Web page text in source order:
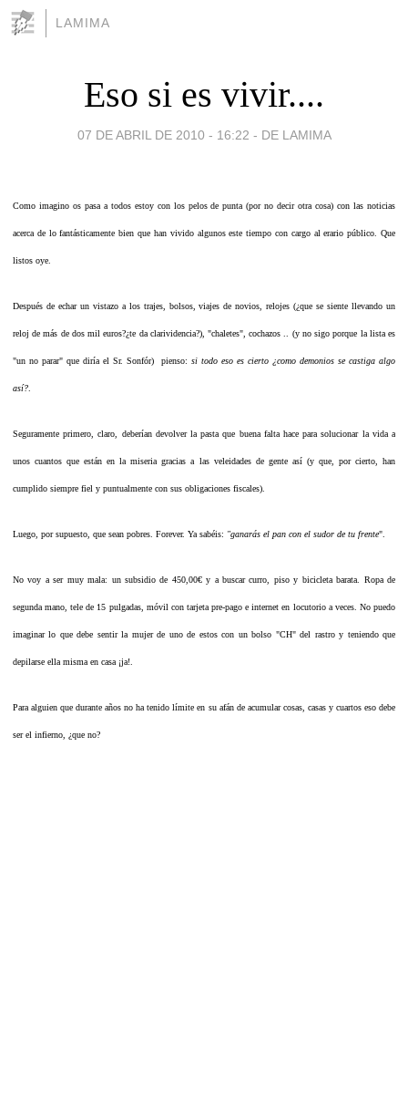
LAMIMA
Eso si es vivir....
07 DE ABRIL DE 2010 - 16:22 - DE LAMIMA
Como imagino os pasa a todos estoy con los pelos de punta (por no decir otra cosa) con las noticias
acerca de lo fantásticamente bien que han vivido algunos este tiempo con cargo al erario público. Que
listos oye.
Después de echar un vistazo a los trajes, bolsos, viajes de novios, relojes (¿que se siente llevando un
reloj de más de dos mil euros?¿te da clarividencia?), "chaletes", cochazos .. (y no sigo porque la lista es
"un no parar" que diría el Sr. Sonfór) pienso: si todo eso es cierto ¿como demonios se castiga algo
así?
Seguramente primero, claro, deberían devolver la pasta que buena falta hace para solucionar la vida a
unos cuantos que están en la miseria gracias a las veleidades de gente así (y que, por cierto, han
cumplido siempre fiel y puntualmente con sus obligaciones fiscales).
Luego, por supuesto, que sean pobres. Forever. Ya sabéis: "ganarás el pan con el sudor de tu frente".
No voy a ser muy mala: un subsidio de 450,00€ y a buscar curro, piso y bicicleta barata. Ropa de
segunda mano, tele de 15 pulgadas, móvil con tarjeta pre-pago e internet en locutorio a veces. No puedo
imaginar lo que debe sentir la mujer de uno de estos con un bolso "CH" del rastro y teniendo que
depilarse ella misma en casa ¡ja!.
Para alguien que durante años no ha tenido límite en su afán de acumular cosas, casas y cuartos eso debe
ser el infierno, ¿que no?